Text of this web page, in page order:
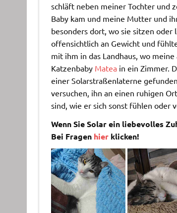
schläft neben meiner Tochter und
Baby kam und meine Mutter und
besonders dort, wo sie sitzen
offensichtlich an Gewicht und
mit ihm in das Landhaus, wo
Katzenbaby Mateain ein Zimmer.
einer Solarstraßenlaterne
versuchen, ihn an einen ruhigen
sind, wie er sich sonst fühlen oder
Wenn Sie Solar ein liebevolles
Bei Fragen hierklicken!